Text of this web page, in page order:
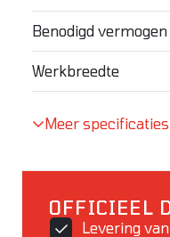
Benodigd vermogen
Werkbreedte
Meer specificaties
OFFICIEEL
Levering